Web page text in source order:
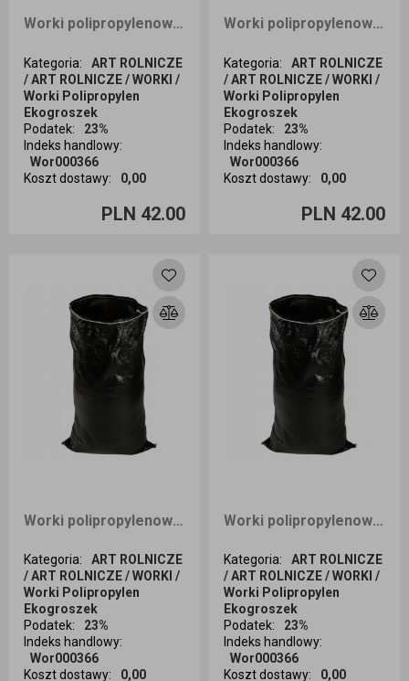
Worki polipropylenowe na zboże węgiel ekogroszek piasek 50x80 30 kg z zaciągiem 50 sztuk zielone
Kategoria:
ART ROLNICZE
/ ART ROLNICZE / WORKI /
Worki Polipropylen
Ekogroszek
Podatek:
23%
Indeks handlowy:
Wor000366
Koszt dostawy: 0,00
PLN 42.00
Ilość sztuk
Worki polipropylenowe na zboże węgiel ekogroszek piasek 50x80 30 kg z zaciągiem 50 sztuk żółty
Kategoria:
ART ROLNICZE
/ ART ROLNICZE / WORKI /
Worki Polipropylen
Ekogroszek
Podatek:
23%
Indeks handlowy:
Wor000366
Koszt dostawy: 0,00
PLN 42.00
Ilość sztuk
Worki polipropylenowe na węgiel piasek czarny 50x80 30 kg z zaciągiem 50 sztuk
Kategoria:
ART ROLNICZE
/ ART ROLNICZE / WORKI /
Worki Polipropylen
Ekogroszek
Podatek:
23%
Indeks handlowy:
Wor000366
Koszt dostawy: 0,00
Ilość sztuk
Worki polipropylenowe na węgiel piasek czarny 50x80 30 kg z zaciągiem 100 sztuk
Kategoria:
ART ROLNICZE
/ ART ROLNICZE / WORKI /
Worki Polipropylen
Ekogroszek
Podatek:
23%
Indeks handlowy:
Wor000366
Koszt dostawy: 0,00
Ilość sztuk